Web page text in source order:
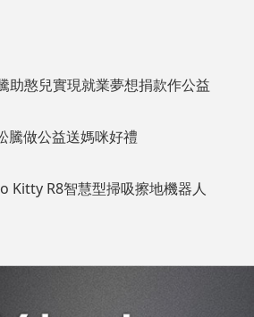
助憨兒實現就業夢想捐款作公益
騰做公益送媽咪好禮
Kitty R8智慧型掃吸擦地機器人